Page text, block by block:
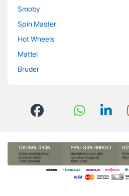
Smoby
Spin Master
Hot Wheels
Mattel
Bruder